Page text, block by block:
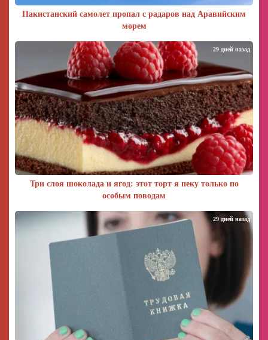
Пакистанский самолет пропал с радаров над Аравийским
морем
Три слоя шоколада и ягод: этот торт я пеку только по
особым поводам
29 дней назад
29 дней назад